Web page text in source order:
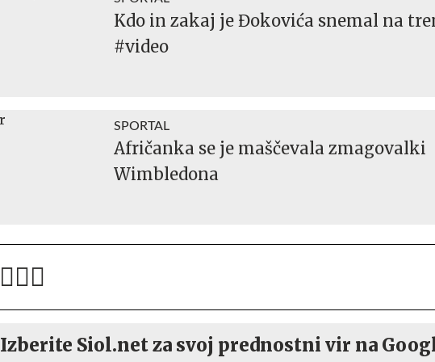
Kdo in zakaj je Đokovića snemal na
#video
SPORTAL
Afričanka se je maščevala zmagovalki
Wimbledona
Izberite Siol.net za svoj prednostni vir na